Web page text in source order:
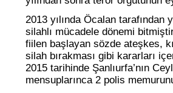
2013 yılında Öcalan tarafından
silahlı mücadele dönemi
fiilen başlayan sözde ateşkes,
silah bırakması gibi kararları
2015 tarihinde Şanlıurfa’nın
mensuplarınca 2 polis